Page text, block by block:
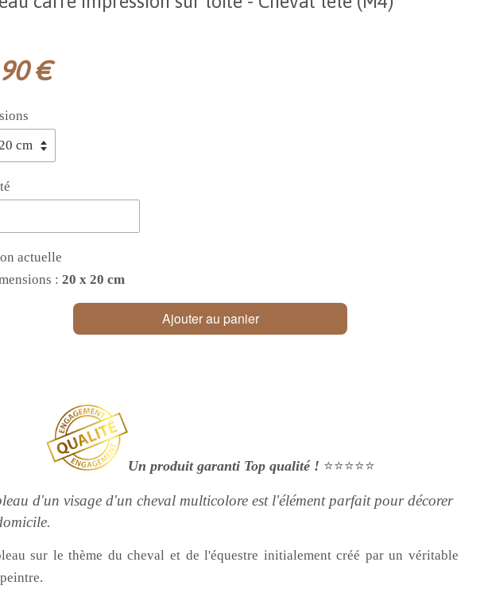
€
actuelle
: 20 x 20 cm
Ajouter au panier
Un produit garanti Top qualité ! ⭐⭐⭐⭐⭐
d'un visage d'un cheval multicolore est l'élément parfait pour décorer
sur le thème du cheval et de l'équestre initialement créé par un véritable